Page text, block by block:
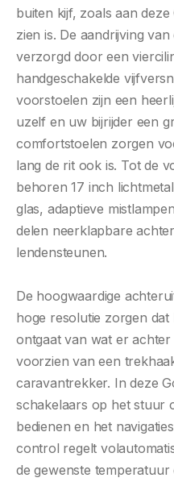
buiten kijf, zoals aan
zien is. De aandrijving
verzorgd door een
handgeschakelde
voorstoelen zijn een
uzelf en uw bijrijder een
comfortstoelen zorgen
lang de rit ook is. Tot de
behoren 17 inch
glas, adaptieve
delen neerklapbare
lendensteunen.
De hoogwaardige
hoge resolutie zorgen dat
ontgaat van wat er
voorzien van een
caravantrekker. In deze
schakelaars op het stuur
bedienen en het
control regelt
de gewenste